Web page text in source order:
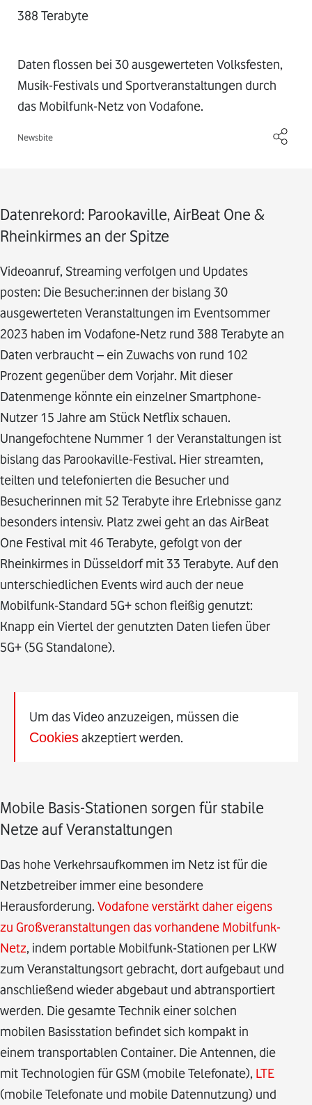
388 Terabyte
Daten flossen bei 30 ausgewerteten Volksfesten,
Musik-Festivals und Sportveranstaltungen durch
das Mobilfunk-Netz von Vodafone.
Newsbite
Datenrekord: Parookaville, AirBeat One &
Rheinkirmes an der Spitze
Videoanruf, Streaming verfolgen und Updates
posten: Die Besucher:innen der bislang 30
ausgewerteten Veranstaltungen im Eventsommer
2023 haben im Vodafone-Netz rund 388 Terabyte an
Daten verbraucht – ein Zuwachs von rund 102
Prozent gegenüber dem Vorjahr. Mit dieser
Datenmenge könnte ein einzelner Smartphone-
Nutzer 15 Jahre am Stück Netflix schauen.
Unangefochtene Nummer 1 der Veranstaltungen ist
bislang das Parookaville-Festival. Hier streamten,
teilten und telefonierten die Besucher und
Besucherinnen mit 52 Terabyte ihre Erlebnisse ganz
besonders intensiv. Platz zwei geht an das AirBeat
One Festival mit 46 Terabyte, gefolgt von der
Rheinkirmes in Düsseldorf mit 33 Terabyte. Auf den
unterschiedlichen Events wird auch der neue
Mobilfunk-Standard 5G+ schon fleißig genutzt:
Knapp ein Viertel der genutzten Daten liefen über
5G+ (5G Standalone).
Um das Video anzuzeigen, müssen die
Cookiesakzeptiert werden.
Mobile Basis-Stationen sorgen für stabile
Netze auf Veranstaltungen
Das hohe Verkehrsaufkommen im Netz ist für die
Netzbetreiber immer eine besondere
Herausforderung. Vodafone verstärkt daher eigens
zu Großveranstaltungen das vorhandene Mobilfunk-
Netz, indem portable Mobilfunk-Stationen per LKW
zum Veranstaltungsort gebracht, dort aufgebaut und
anschließend wieder abgebaut und abtransportiert
werden. Die gesamte Technik einer solchen
mobilen Basisstation befindet sich kompakt in
einem transportablen Container. Die Antennen, die
mit Technologien für GSM (mobile Telefonate), LTE
(mobile Telefonate und mobile Datennutzung) und